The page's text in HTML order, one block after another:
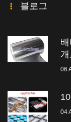
블로그
개
06
04